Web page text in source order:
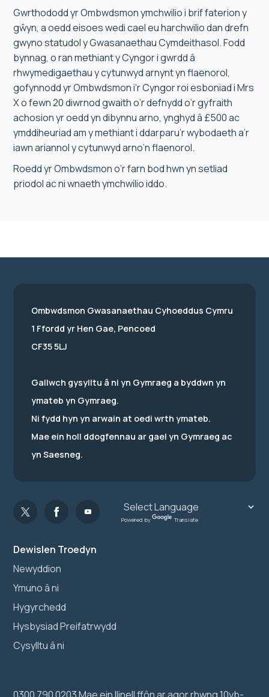
Gwrthododd yr Ombwdsmon ymchwilio i brif faterion y
gŵyn, a oedd eisoes wedi cael eu harchwilio dan drefn
gwyno statudol y Gwasanaethau Cymdeithasol. Fodd
bynnag, o ran methiant y Cyngor i gwrdd â
rhwymedigaethau y cytunwyd arnynt yn flaenorol,
gofynnodd yr Ombwdsmon i’r Cyngor roi esboniad i Mrs
X o fewn 20 diwrnod gwaith o’r defnydd o’r gyfraith
achosion yr oedd yn dibynnu arno, ynghyd â £500 ac
ymddiheuriad am y methiant i ddarparu’r wybodaeth a’r
iawn ariannol y cytunwyd arno’n flaenorol.
Roedd yr Ombwdsmon o’r farn bod hwn yn setliad
priodol ac ni wnaeth ymchwilio iddo.
Dewislen Troedyn
Newyddion
Ymuno â ni
Hygyrchedd
Hysbysiad Preifatrwydd
Cysylltu â ni
Ombwdsmon Gwasanaethau Cyhoeddus Cymru
1 Ffordd yr Hen Gae, Pencoed
CF35 5LJ
Gallwch gysylltu â ni yn Gymraeg a byddwn yn
ymateb yn Gymraeg.
Ni fydd hyn yn arwain at oedi wrth ymateb.
Mae ein holl ddogfennau ar gael yn Gymraeg ac
yn Saesneg.
Powered by Translate